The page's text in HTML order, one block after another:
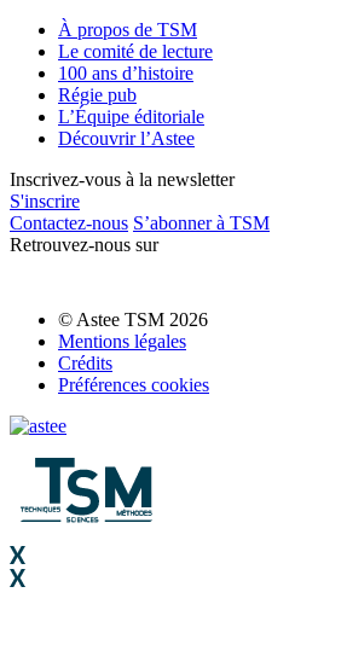
À propos de TSM
Le comité de lecture
100 ans d’histoire
Régie pub
L’Équipe éditoriale
Découvrir l’Astee
Inscrivez-vous à la newsletter
S'inscrire
Contactez-nous S’abonner à TSM
Retrouvez-nous sur
© Astee TSM 2026
Mentions légales
Crédits
Préférences cookies